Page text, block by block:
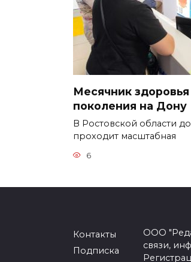
Месячник
поколения на Дону
В Ростовской области до
проходит масштабная
6
Контакты
Подписка
ООО
связи,